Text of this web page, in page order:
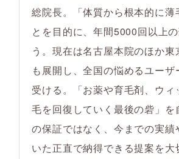
総院長。「体質から根本的に薄
とを目的に、年間5000回以上
う。現在は名古屋本院のほか
も展開し、全国の悩めるユーザ
受ける。「お薬や育毛剤、ウィ
毛を回復していく最後の砦」を
の保証ではなく、今までの実績
いた正直で納得できる提案を大